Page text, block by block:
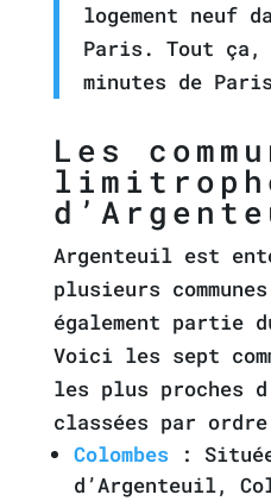
logement neuf
Paris. Tout ça,
minutes de
Les
Argenteuil est
plusieurs
également partie
Voici les sept
les plus proches
classées par
Colombes: Située
d’Argenteuil,